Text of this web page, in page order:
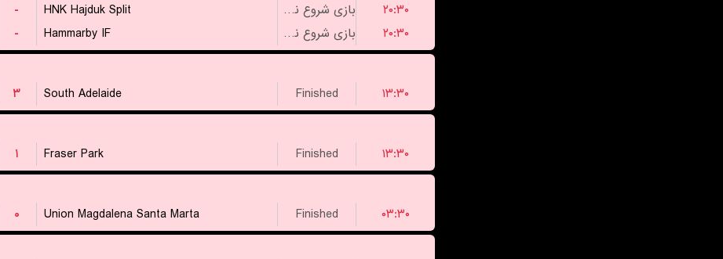
- HNK Hajduk Split بازی شروع نشده است
۲۰:۳۰
- Hammarby IF بازی شروع نشده است
۲۰:۳۰
۳ South Adelaide Finished
۱۳:۳۰
۱ Fraser Park Finished
۱۳:۳۰
۰ Union Magdalena Santa Marta Finished
۰۳:۳۰